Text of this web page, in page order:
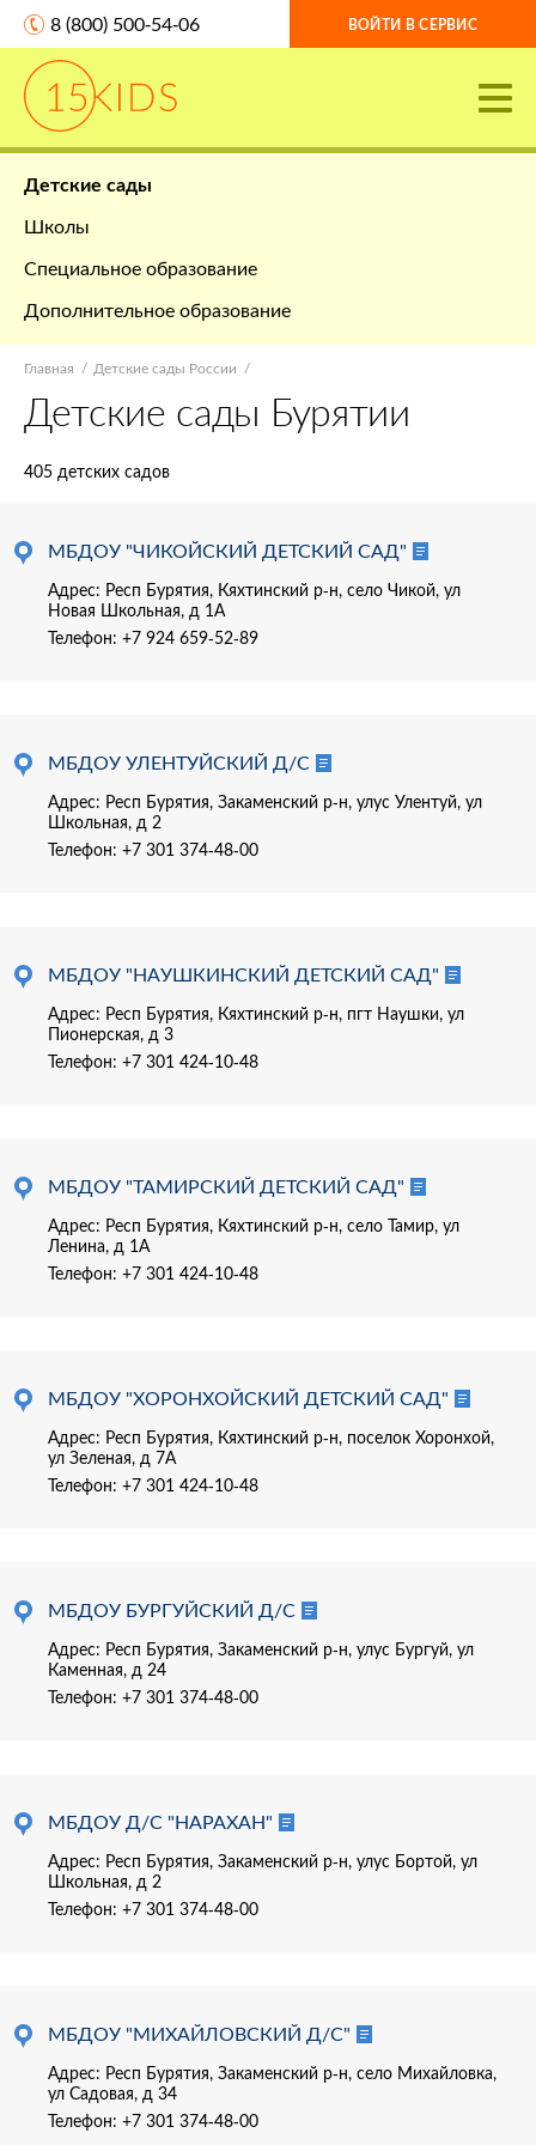
8 (800) 500-54-06 ВОЙТИ В СЕРВИС
Детские сады
Школы
Специальное образование
Дополнительное образование
Главная Детские сады России
Детские сады Бурятии
405 детских садов
МБДОУ "ЧИКОЙСКИЙ ДЕТСКИЙ САД"
Адрес: Респ Бурятия, Кяхтинский р-н, село Чикой, ул
Новая Школьная, д 1А
Телефон: +7 924 659-52-89
МБДОУ УЛЕНТУЙСКИЙ Д/С
Адрес: Респ Бурятия, Закаменский р-н, улус Улентуй, ул
Школьная, д 2
Телефон: +7 301 374-48-00
МБДОУ "НАУШКИНСКИЙ ДЕТСКИЙ САД"
Адрес: Респ Бурятия, Кяхтинский р-н, пгт Наушки, ул
Пионерская, д 3
Телефон: +7 301 424-10-48
МБДОУ "ТАМИРСКИЙ ДЕТСКИЙ САД"
Адрес: Респ Бурятия, Кяхтинский р-н, село Тамир, ул
Ленина, д 1А
Телефон: +7 301 424-10-48
МБДОУ "ХОРОНХОЙСКИЙ ДЕТСКИЙ САД"
Адрес: Респ Бурятия, Кяхтинский р-н, поселок Хоронхой,
ул Зеленая, д 7А
Телефон: +7 301 424-10-48
МБДОУ БУРГУЙСКИЙ Д/С
Адрес: Респ Бурятия, Закаменский р-н, улус Бургуй, ул
Каменная, д 24
Телефон: +7 301 374-48-00
МБДОУ Д/С "НАРАХАН"
Адрес: Респ Бурятия, Закаменский р-н, улус Бортой, ул
Школьная, д 2
Телефон: +7 301 374-48-00
МБДОУ "МИХАЙЛОВСКИЙ Д/С"
Адрес: Респ Бурятия, Закаменский р-н, село Михайловка,
ул Садовая, д 34
Телефон: +7 301 374-48-00